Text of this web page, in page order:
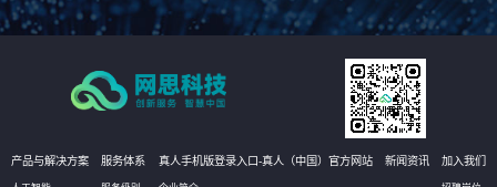
产品与解决方案 服务体系 真人手机版登录入口-真人（中国）官方网站 新闻资讯 加入我们